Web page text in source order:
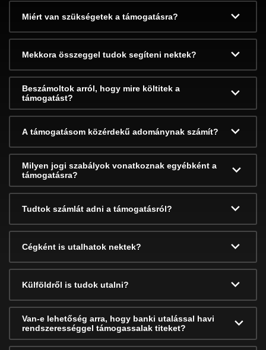
Miért van szükségetek a támogatásra?
Mekkora összeggel tudok segíteni nektek?
Beszámoltok arról, hogy mire költitek a
támogatást?
A támogatásom közérdekű adománynak számít?
Milyen jogi szabályok vonatkoznak egyébként a
támogatásra?
Tudtok számlát adni a támogatásról?
Cégként is utalhatok nektek?
Külföldről is tudok utalni?
Van-e lehetőség arra, hogy banki utalással havi
rendszerességgel támogassalak titeket?